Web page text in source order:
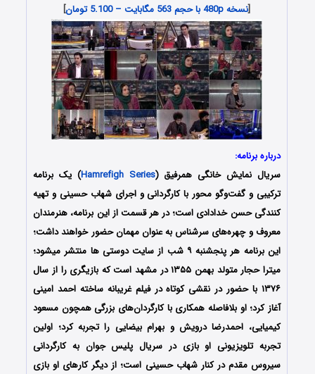
[نسخه 480p با حجم 563 مگابایت – 5.100 تومان ]
درباره برنامه:
سریال نمایش خانگی همرفیق (Hamrefigh Series) یک برنامه
ترکیبی و گفت‌وگو محور با کارگردانی و اجرای شهاب حسینی و تهیه
کنندگی حسن خدادادی است؛ در هر قسمت از این برنامه، هنرمندان
معروف و چهره‌های سرشناس به عنوان مهمان حضور خواهند داشت؛
این برنامه هر پنجشنبه ۹ شب از سایت دوستی ها منتشر میشود؛
میترا حجار متولد بهمن ١٣۵۵ در مشهد است که بازیگری را از سال
۱۳۷۶ با حضور در نقشی کوتاه در فیلم غریبانه ساخته احمد امینی
آغاز کرد؛ او بلافاصله همکاری با کارگردان‌های بزرگی همچون مسعود
کیمیایی، احمدرضا درویش و بهرام بیضایی را تجربه کرد؛ اولین
تجربه تلویزیونی او بازی در سریال پلیس جوان به کارگردانی
سیروس مقدم در کنار شهاب حسینی است؛ از دیگر کارهای او بازی